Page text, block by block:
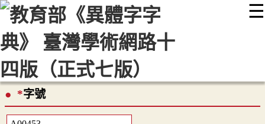
☰
::: 最新消息 常見問題 編輯說明
顯示模式
網站導覽
*字號